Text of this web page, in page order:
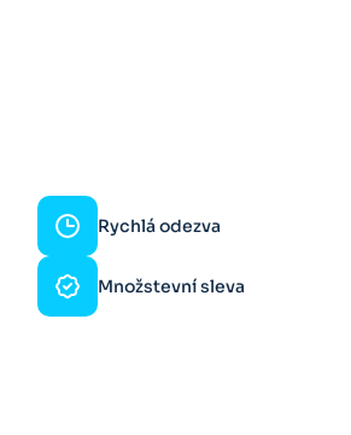
Rychlá odezva
Množstevní sleva